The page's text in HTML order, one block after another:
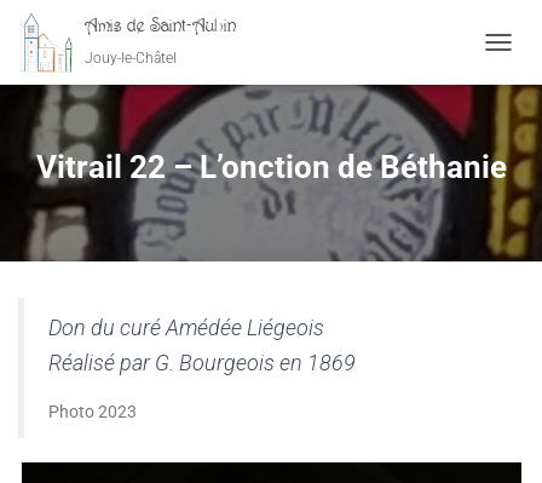
Amis de Saint-Aubin
Jouy-le-Châtel
Vitrail 22 – L’onction de Béthanie
Don du curé Amédée Liégeois
Réalisé par G. Bourgeois en 1869
Photo 2023